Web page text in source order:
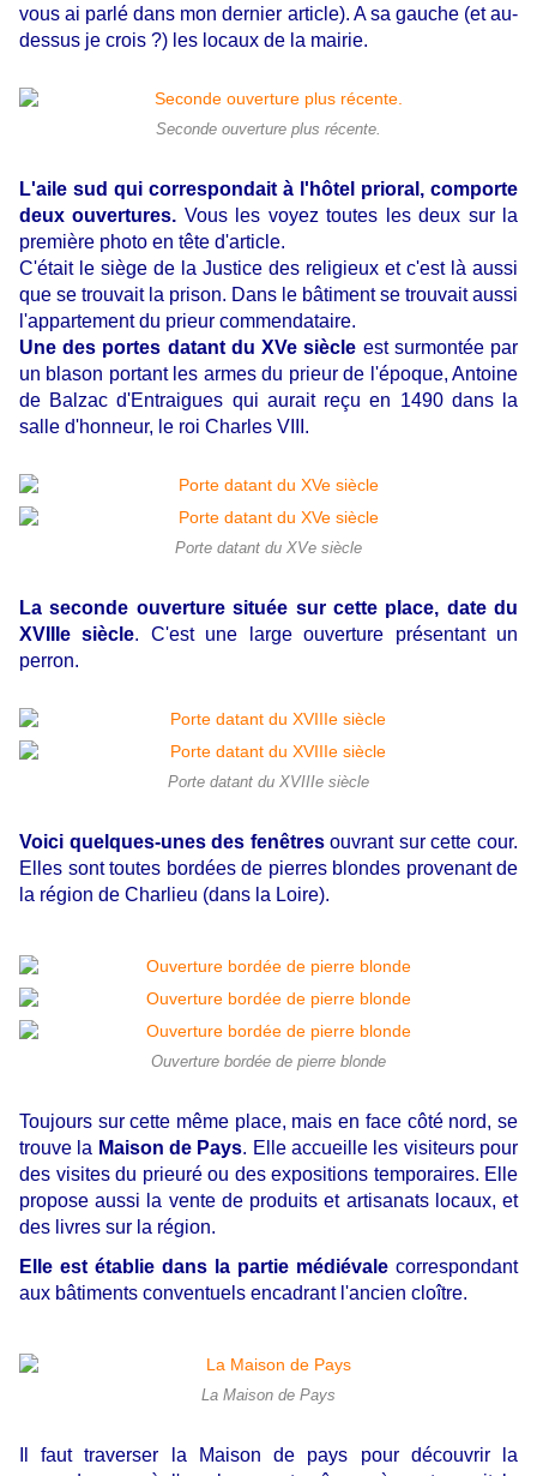
vous ai parlé dans mon dernier article). A sa gauche (et au-
dessus je crois ?) les locaux de la mairie.
Seconde ouverture plus récente.
L'aile sud qui correspondait à l'hôtel prioral, comporte
deux ouvertures. Vous les voyez toutes les deux sur la
première photo en tête d'article.
C'était le siège de la Justice des religieux et c'est là aussi
que se trouvait la prison. Dans le bâtiment se trouvait aussi
l'appartement du prieur commendataire.
Une des portes datant du XVe siècle est surmontée par
un blason portant les armes du prieur de l'époque, Antoine
de Balzac d'Entraigues qui aurait reçu en 1490 dans la
salle d'honneur, le roi Charles VIII.
Porte datant du XVe siècle
La seconde ouverture située sur cette place, date du
XVIIIe siècle. C'est une large ouverture présentant un
perron.
Porte datant du XVIIIe siècle
Voici quelques-unes des fenêtresouvrant sur cette cour.
Elles sont toutes bordées de pierres blondes provenant de
la région de Charlieu (dans la Loire).
Ouverture bordée de pierre blonde
Toujours sur cette même place, mais en face côté nord, se
trouve la Maison de Pays. Elle accueille les visiteurs pour
des visites du prieuré ou des expositions temporaires. Elle
propose aussi la vente de produits et artisanats locaux, et
des livres sur la région.
Elle est établie dans la partie médiévale correspondant
aux bâtiments conventuels encadrant l'ancien cloître.
La Maison de Pays
Il faut traverser la Maison de pays pour découvrir la